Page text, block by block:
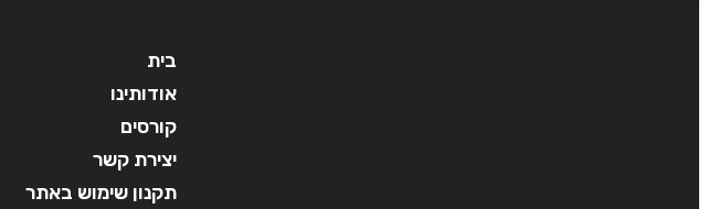
בית
אודותינו
קורסים
יצירת קשר
תקנון שימוש באתר